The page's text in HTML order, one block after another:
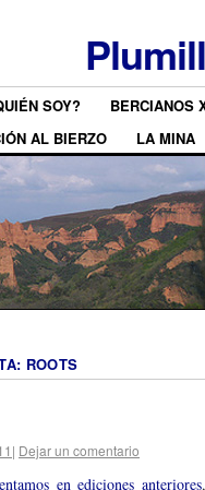
SOY? BERCIANOS
AL BIERZO
LA MINA
ROOTS
| Dejar un comentario
en ediciones anteriores